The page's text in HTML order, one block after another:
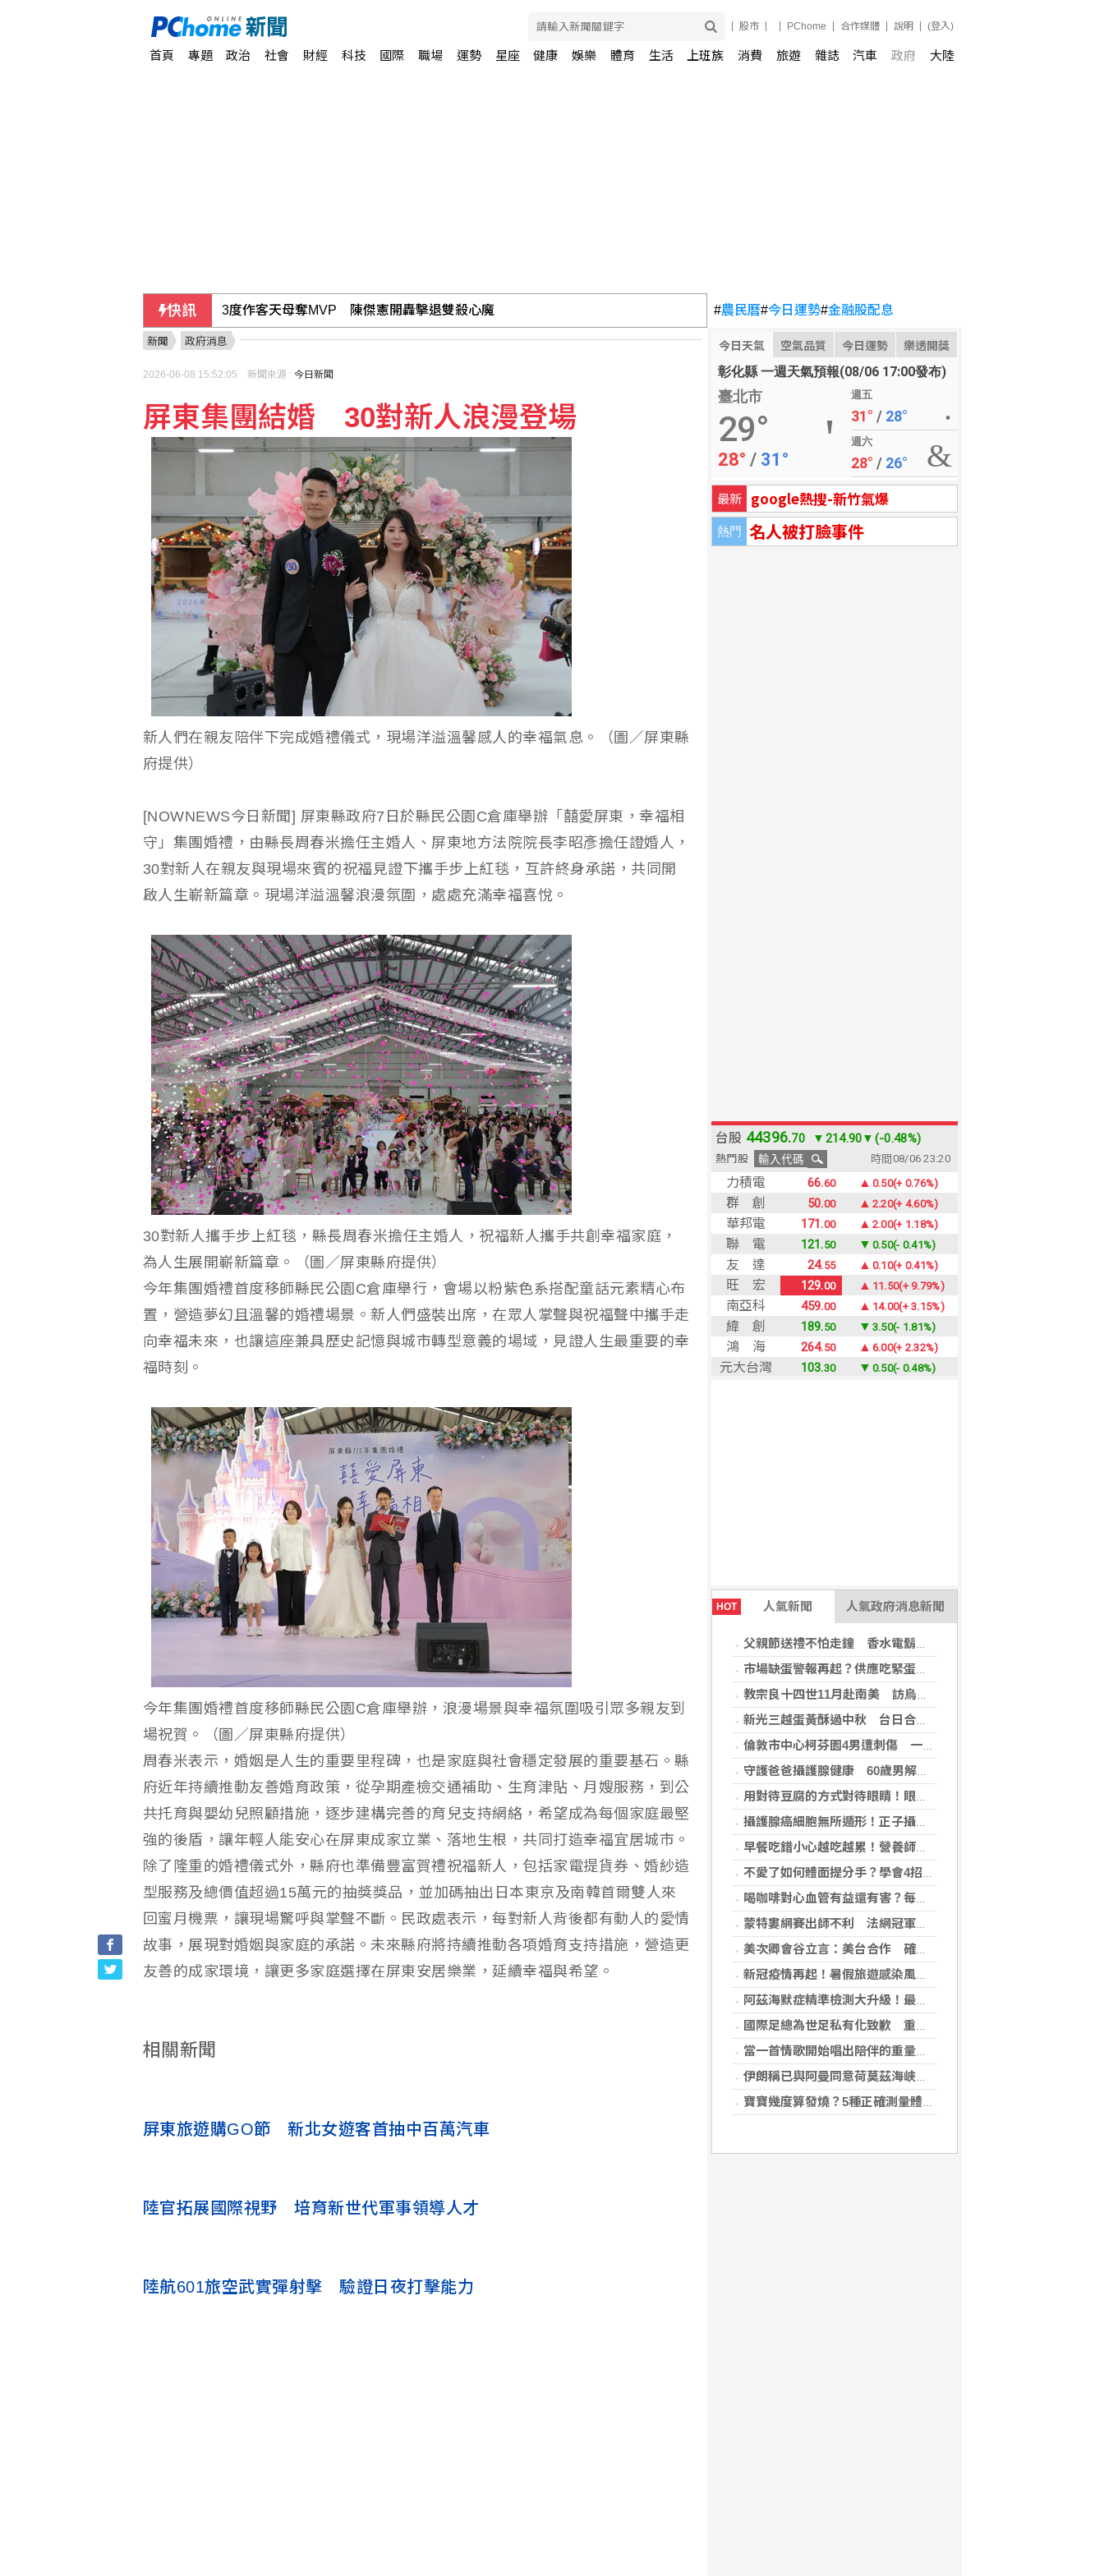
股市 PChome 合作媒體 說明 (登入)
首頁 專題 政治 社會 財經 科技 國際 職場 運勢 星座 健康 娛樂 體育 生活 上班族 消費 旅遊 雜誌 汽車 政府 大陸
快訊 獅隊遭完封後猛攻8分降龍 林岳平：總是要發揮
15家銀行、60多行員涉收地政士回扣 金管會祭專案金檢最重罰5千萬
3度作客天母奪MVP 陳傑憲開轟擊退雙殺心魔
#農民曆#今日運勢#金融股配息
今日天氣 空氣品質 今日運勢 樂透開獎
彰化縣 一週天氣預報(08/06 17:00發布)
臺北市
29°
28° / 31°
週五
31° / 28°
週六
28° / 26°
最新 google熱搜-新竹氣爆
熱門 名人被打臉事件
HOT 人氣新聞 人氣政府消息新聞
父親節送禮不怕走鐘 香水電鬍刀千年不敗
市場缺蛋警報再起？供應吃緊蛋價蠢蠢欲動
教宗良十四世11月赴南美 訪烏拉圭、阿根廷和秘魯
新光三越蛋黃酥過中秋 台日合作開發話題新品
倫敦市中心柯芬園4男遭刺傷 一女涉持械攻擊被捕
守護爸爸攝護腺健康 60歲男解尿異常 靠PHI檢測及早揪出攝護腺癌
用對待豆腐的方式對待眼睛！眼科醫揭「4件事」絕不可以對眼睛做
攝護腺癌細胞無所遁形！正子攝影掃描揪出攝護腺癌，精準定位助早期治療
早餐吃錯小心越吃越累！營養師點名3大NG組合：根本「台式安眠藥」
不愛了如何體面提分手？學會4招重新看待分手：道歉、挽留都沒必要
喝咖啡對心血管有益還有害？每日可以喝幾杯咖啡？美心臟協會一次解答
蒙特婁網賽出師不利 法網冠軍茲韋列夫輸荷蘭對手
美次卿會谷立言：美台合作 確保AI關鍵供應鏈安全
新冠疫情再起！暑假旅遊感染風險增 專家教你這樣做好防護
阿茲海默症精準檢測大升級！最新血液生物標記檢測，不再只能靠「猜」
國際足總為世足私有化致歉 重申力挺主席英凡提諾
當一首情歌開始唱出陪伴的重量 《同甘共苦》唱的不只是愛情，更是人生最珍貴的承諾
伊朗稱已與阿曼同意荷莫茲海峽通行航道 海峽重開與否取決美國
寶寶幾度算發燒？5種正確測量體溫的方法：耳溫測量快、額溫快速便利
新聞 政府消息
2026-06-08 15:52:05 新聞來源 : 今日新聞
屏東集團結婚 30對新人浪漫登場
新人們在親友陪伴下完成婚禮儀式，現場洋溢溫馨感人的幸福氣息。（圖／屏東縣
府提供）
[NOWNEWS今日新聞] 屏東縣政府7日於縣民公園C倉庫舉辦「囍愛屏東，幸福相
守」集團婚禮，由縣長周春米擔任主婚人、屏東地方法院院長李昭彥擔任證婚人，
30對新人在親友與現場來賓的祝福見證下攜手步上紅毯，互許終身承諾，共同開
啟人生嶄新篇章。現場洋溢溫馨浪漫氛圍，處處充滿幸福喜悅。
30對新人攜手步上紅毯，縣長周春米擔任主婚人，祝福新人攜手共創幸福家庭，
為人生展開嶄新篇章。（圖／屏東縣府提供）
今年集團婚禮首度移師縣民公園C倉庫舉行，會場以粉紫色系搭配童話元素精心布
置，營造夢幻且溫馨的婚禮場景。新人們盛裝出席，在眾人掌聲與祝福聲中攜手走
向幸福未來，也讓這座兼具歷史記憶與城市轉型意義的場域，見證人生最重要的幸
福時刻。
今年集團婚禮首度移師縣民公園C倉庫舉辦，浪漫場景與幸福氛圍吸引眾多親友到
場祝賀。（圖／屏東縣府提供）
周春米表示，婚姻是人生的重要里程碑，也是家庭與社會穩定發展的重要基石。縣
府近年持續推動友善婚育政策，從孕期產檢交通補助、生育津貼、月嫂服務，到公
共托育與嬰幼兒照顧措施，逐步建構完善的育兒支持網絡，希望成為每個家庭最堅
強的後盾，讓年輕人能安心在屏東成家立業、落地生根，共同打造幸福宜居城市。
除了隆重的婚禮儀式外，縣府也準備豐富賀禮祝福新人，包括家電提貨券、婚紗造
型服務及總價值超過15萬元的抽獎獎品，並加碼抽出日本東京及南韓首爾雙人來
回蜜月機票，讓現場驚呼與掌聲不斷。民政處表示，每對新人背後都有動人的愛情
故事，展現對婚姻與家庭的承諾。未來縣府將持續推動各項婚育支持措施，營造更
友善的成家環境，讓更多家庭選擇在屏東安居樂業，延續幸福與希望。
相關新聞
屏東旅遊購GO節 新北女遊客首抽中百萬汽車
陸官拓展國際視野 培育新世代軍事領導人才
陸航601旅空武實彈射擊 驗證日夜打擊能力